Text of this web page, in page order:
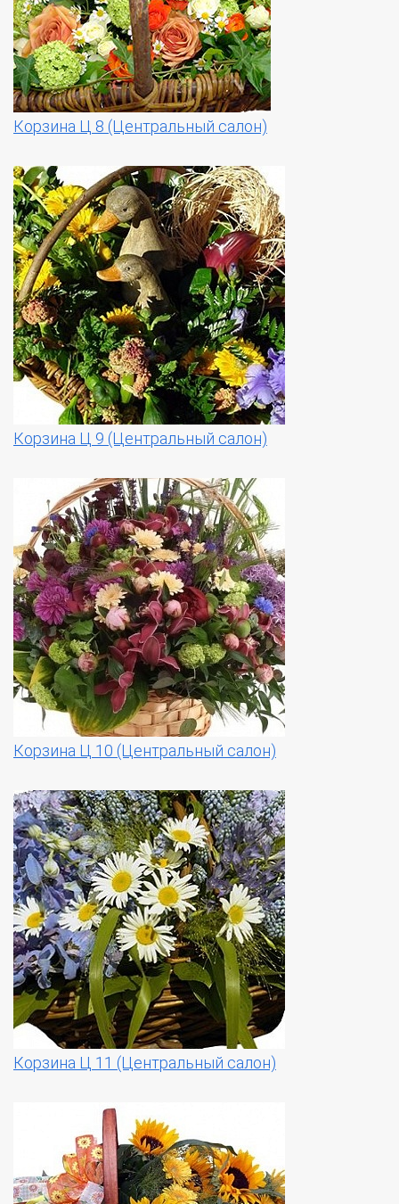
Корзина Ц 8 (Центральный салон)
Корзина Ц 9 (Центральный салон)
Корзина Ц 10 (Центральный салон)
Корзина Ц 11 (Центральный салон)